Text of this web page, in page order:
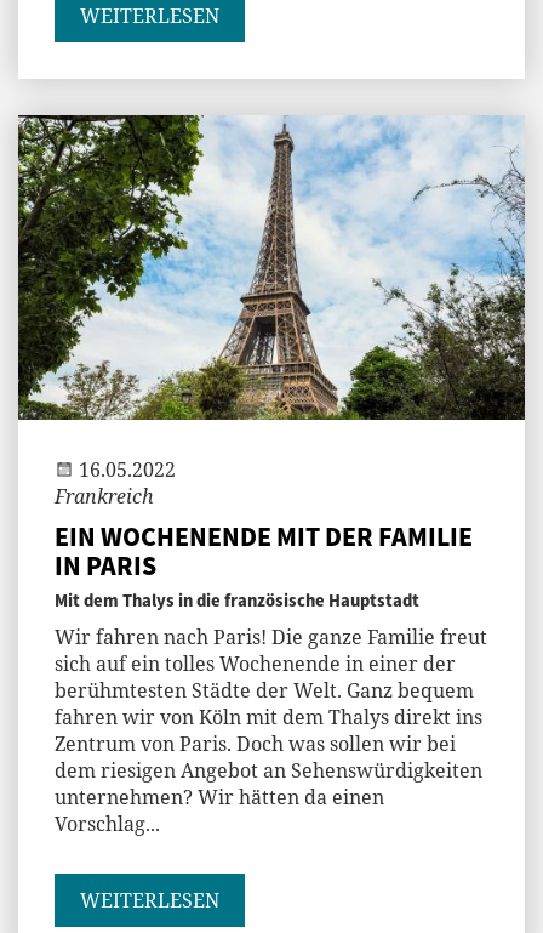
WEITERLESEN
Jenny
16.05.2022
Frankreich
EIN WOCHENENDE MIT DER FAMILIE
IN PARIS
Mit dem Thalys in die französische Hauptstadt
Wir fahren nach Paris! Die ganze Familie freut
sich auf ein tolles Wochenende in einer der
berühmtesten Städte der Welt. Ganz bequem
fahren wir von Köln mit dem Thalys direkt ins
Zentrum von Paris. Doch was sollen wir bei
dem riesigen Angebot an Sehenswürdigkeiten
unternehmen? Wir hätten da einen
Vorschlag...
WEITERLESEN